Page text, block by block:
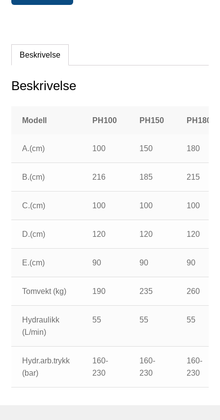
Beskrivelse
Beskrivelse
Modell PH100 PH150 PH180
A.(cm) 100 150 180
B.(cm) 216 185 215
C.(cm) 100 100 100
D.(cm) 120 120 120
E.(cm) 90 90 90
Tomvekt (kg) 190 235 260
Hydraulikk
(L/min)
55 55 55
Hydr.arb.trykk
(bar)
160-
230
160-
230
160-
230